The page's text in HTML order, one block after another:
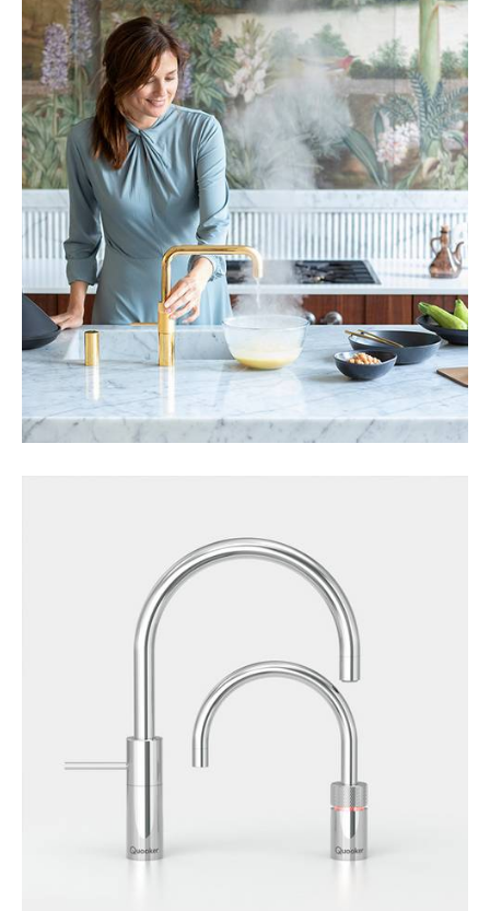
CHECKLISTE: ERSTEINRICHTUNG
PFLEGEHINWEISE
UNTERNEHMEN